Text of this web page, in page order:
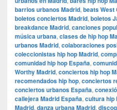
barrios urbanos Madrid, beats West
boletos conciertos Madrid, boletos
breakdance Madrid, canciones
música urbana, clases de hip hop
urbanos Madrid, colaboraciones
coleccionistas hip hop Madrid,
comunidad hip hop España,
Worthy Madrid, conciertos hip hop
recomendados hip hop, conciertos
conciertos urbanos España,
callejera Madrid España, cultura hip
Madrid, danza urbana Madrid,